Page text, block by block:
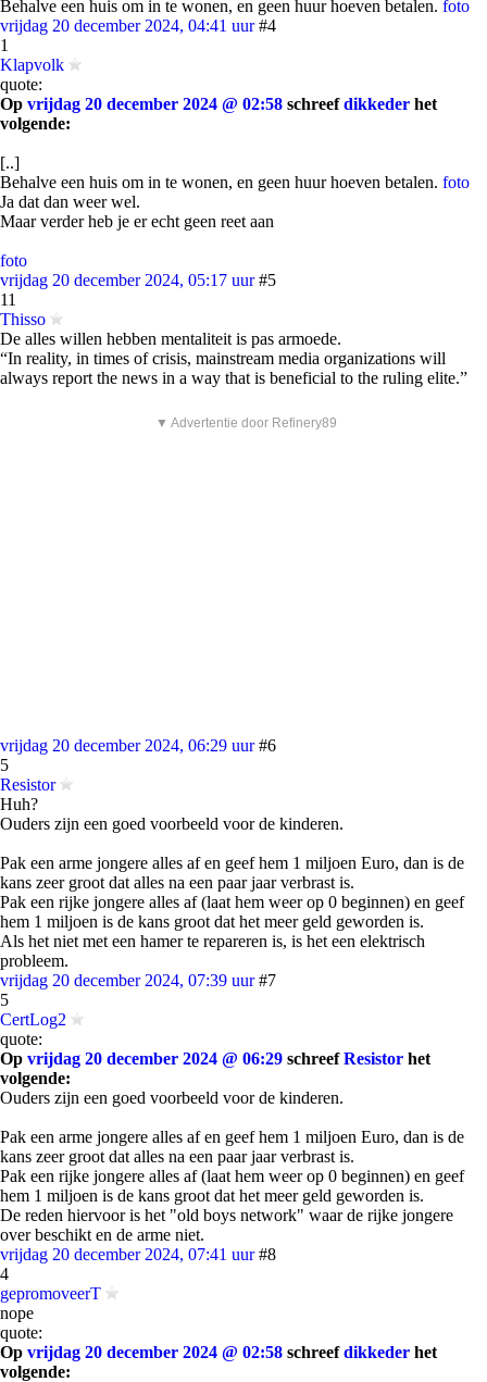
Behalve een huis om in te wonen, en geen huur hoeven betalen. foto
vrijdag 20 december 2024, 04:41 uur #4
1
Klapvolk
quote:
Op vrijdag 20 december 2024 @ 02:58 schreefdikkeder het
volgende:
[..]
Behalve een huis om in te wonen, en geen huur hoeven betalen. foto
Ja dat dan weer wel.
Maar verder heb je er echt geen reet aan
foto
vrijdag 20 december 2024, 05:17 uur #5
11
Thisso
De alles willen hebben mentaliteit is pas armoede.
“In reality, in times of crisis, mainstream media organizations will
always report the news in a way that is beneficial to the ruling elite.”
▼ Advertentie door Refinery89
vrijdag 20 december 2024, 06:29 uur #6
5
Resistor
Huh?
Ouders zijn een goed voorbeeld voor de kinderen.
Pak een arme jongere alles af en geef hem 1 miljoen Euro, dan is de
kans zeer groot dat alles na een paar jaar verbrast is.
Pak een rijke jongere alles af (laat hem weer op 0 beginnen) en geef
hem 1 miljoen is de kans groot dat het meer geld geworden is.
Als het niet met een hamer te repareren is, is het een elektrisch
probleem.
vrijdag 20 december 2024, 07:39 uur #7
5
CertLog2
quote:
Op vrijdag 20 december 2024 @ 06:29 schreefResistor het
volgende:
Ouders zijn een goed voorbeeld voor de kinderen.
Pak een arme jongere alles af en geef hem 1 miljoen Euro, dan is de
kans zeer groot dat alles na een paar jaar verbrast is.
Pak een rijke jongere alles af (laat hem weer op 0 beginnen) en geef
hem 1 miljoen is de kans groot dat het meer geld geworden is.
De reden hiervoor is het "old boys network" waar de rijke jongere
over beschikt en de arme niet.
vrijdag 20 december 2024, 07:41 uur #8
4
gepromoveerT
nope
quote:
Op vrijdag 20 december 2024 @ 02:58 schreefdikkeder het
volgende: